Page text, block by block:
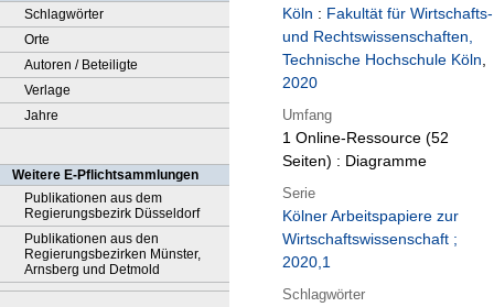
Schlagwörter
Orte
Autoren / Beteiligte
Verlage
Jahre
Weitere E-Pflichtsammlungen
Publikationen aus dem
Regierungsbezirk Düsseldorf
Publikationen aus den
Regierungsbezirken Münster,
Arnsberg und Detmold
Köln : Fakultät für Wirtschafts-
und Rechtswissenschaften,
Technische Hochschule Köln,
2020
Umfang
1 Online-Ressource (52
Seiten) : Diagramme
Serie
Kölner Arbeitspapiere zur
Wirtschaftswissenschaft ;
2020,1
Schlagwörter